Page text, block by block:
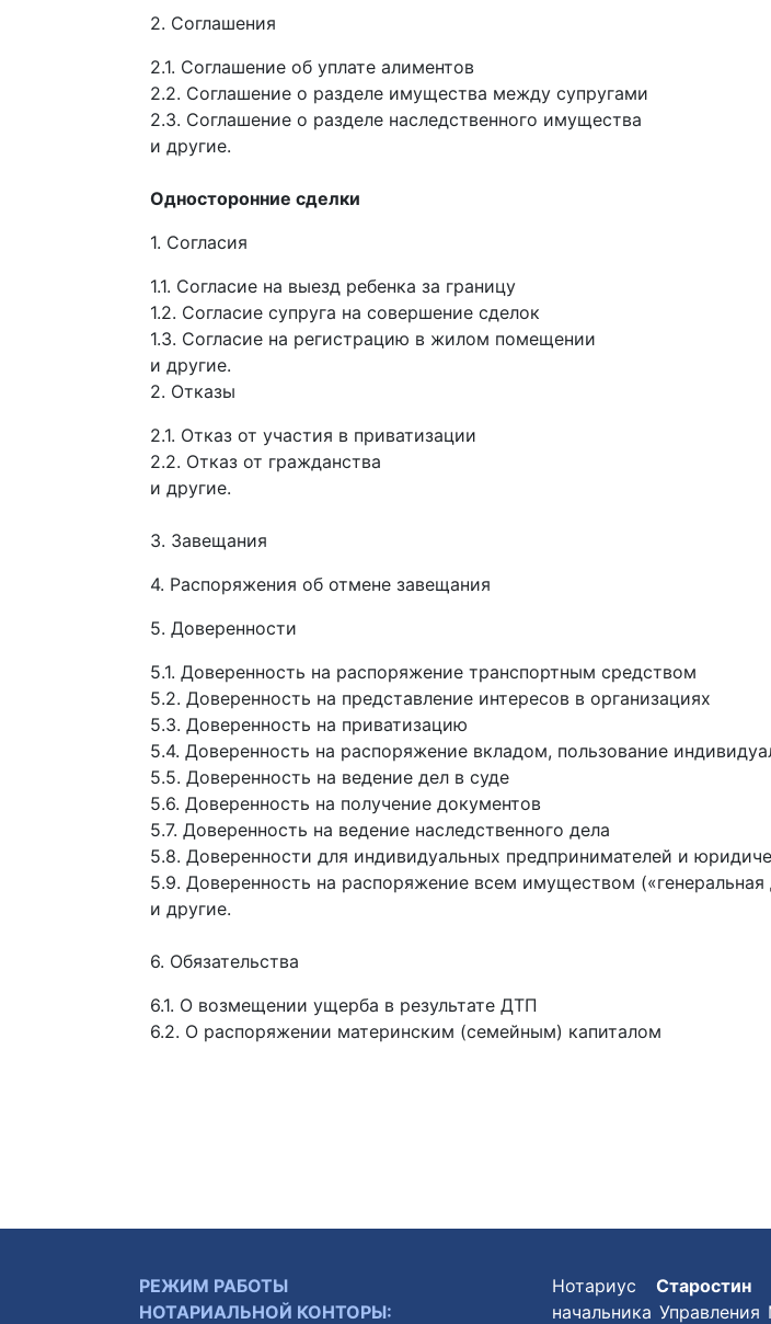
2. Соглашения
2.1. Соглашение об уплате алиментов
2.2. Соглашение о разделе имущества между супругами
2.3. Соглашение о разделе наследственного имущества
и другие.
Односторонние сделки
1. Согласия
1.1. Согласие на выезд ребенка за границу
1.2. Согласие супруга на совершение сделок
1.3. Согласие на регистрацию в жилом помещении
и другие.
2. Отказы
2.1. Отказ от участия в приватизации
2.2. Отказ от гражданства
и другие.
3. Завещания
4. Распоряжения об отмене завещания
5. Доверенности
5.1. Доверенность на распоряжение транспортным средством
5.2. Доверенность на представление интересов в организациях
5.3. Доверенность на приватизацию
5.4. Доверенность на распоряжение вкладом, пользование
5.5. Доверенность на ведение дел в суде
5.6. Доверенность на получение документов
5.7. Доверенность на ведение наследственного дела
5.8. Доверенности для индивидуальных предпринимателей и
5.9. Доверенность на распоряжение всем имуществом («генеральная
и другие.
6. Обязательства
6.1. О возмещении ущерба в результате ДТП
6.2. О распоряжении материнским (семейным) капиталом
РЕЖИМ РАБОТЫ
НОТАРИАЛЬНОЙ КОНТОРЫ:
НотариусСтаростин
начальника